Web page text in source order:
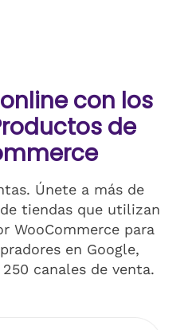
con los
de
Únete a más de
tiendas que utilizan
WooCommerce para
en Google,
canales de venta.